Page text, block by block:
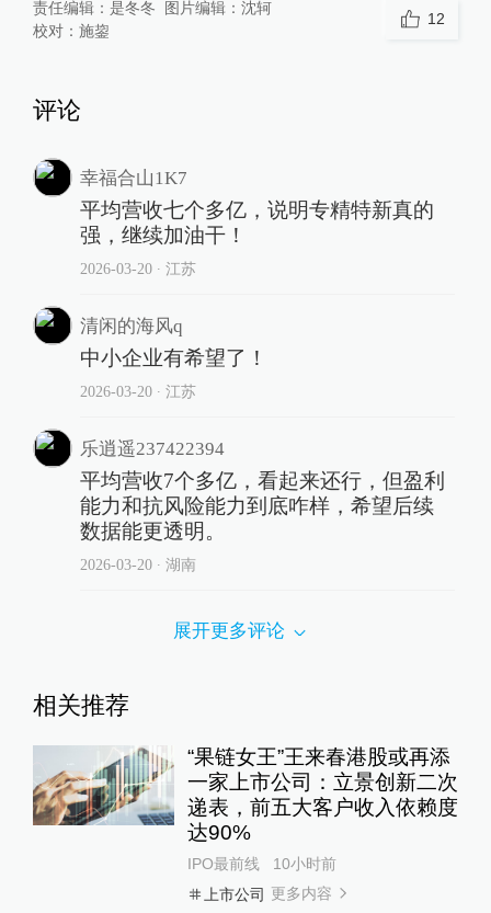
责任编辑： 是冬冬 图片编辑： 沈轲
校对： 施鋆
12
评论
幸福合山1K7
平均营收七个多亿，说明专精特新真的
强，继续加油干！
2026-03-20∙ 江苏
清闲的海风q
中小企业有希望了！
2026-03-20∙ 江苏
乐逍遥237422394
平均营收7个多亿，看起来还行，但盈利
能力和抗风险能力到底咋样，希望后续
数据能更透明。
2026-03-20∙ 湖南
展开更多评论
相关推荐
“果链女王”王来春港股或再添
一家上市公司：立景创新二次
递表，前五大客户收入依赖度
达90%
IPO最前线
10小时前
上市公司 更多内容